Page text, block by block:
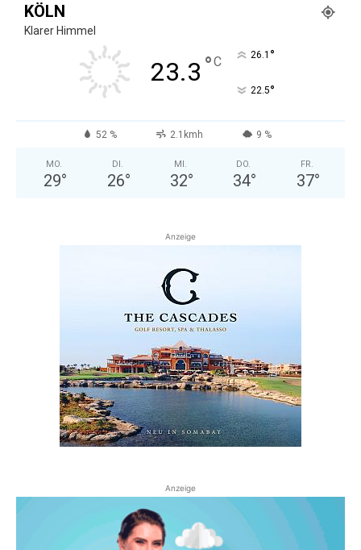
KÖLN
Klarer Himmel
23.3 °C 26.1 °
22.5°
52 % 2.1kmh 9 %
MO.
29°
DI.
26°
MI.
32°
DO.
34°
FR.
37°
Anzeige
Anzeige